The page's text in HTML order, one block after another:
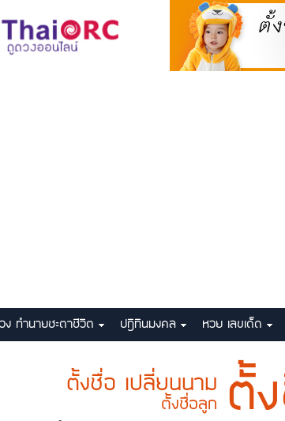
ง ทำนายชะตาชีวิต ปฎิทินมงคล หวย เลขเด็ด
ตั้งชื่อ เปลี่ยนนาม
ตั้งชื่อลูก ตั้